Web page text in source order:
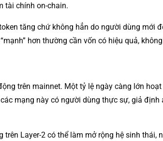
tài chính on-chain.
tăng chứ không hẳn do người dùng
hơn thường cần vốn có hiệu quả,
trên mainnet. Một tỷ lệ ngày càng lớn
mạng này có người dùng thực sự, giả
Layer-2 có thể làm mở rộng hệ sinh